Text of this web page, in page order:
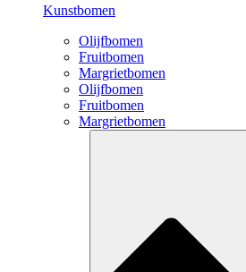
Kunstbomen
Olijfbomen
Fruitbomen
Margrietbomen
Olijfbomen
Fruitbomen
Margrietbomen